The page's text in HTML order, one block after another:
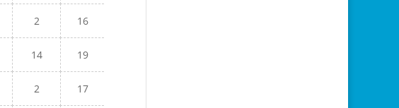
2 16
14 19
2 17